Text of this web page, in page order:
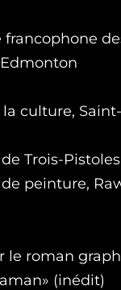
francophone
culture,
Trois-Pistoles
peinture,
le roman
(inédit)